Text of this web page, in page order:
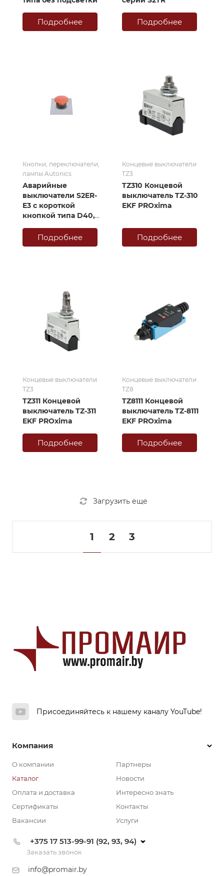
Подробнее Подробнее
Кнопки, переключатели,
лампы Autonics
Аварийные
выключатели S2ER-
E3 с короткой
кнопкой типа D40,
Подробнее
Концевые выключатели
TZ3
TZ310 Концевой
выключатель TZ-310
EKF PROxima
Подробнее
Концевые выключатели
TZ3
TZ311 Концевой
выключатель TZ-311
EKF PROxima
Подробнее
Концевые выключатели
TZ8
TZ8111 Концевой
выключатель TZ-8111
EKF PROxima
Подробнее
Загрузить еще
1 2 3
Присоединяйтесь к нашему каналу YouTube!
Компания
О компании
Каталог
Оплата и доставка
Сертификаты
Вакансии
Партнеры
Новости
Интересно знать
Контакты
Услуги
+375 17 513-99-91 (92, 93, 94)
Заказать звонок
info@promair.by